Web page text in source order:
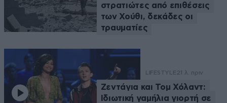
στρατιώτες από επιθέσεις
των Χούθι, δεκάδες οι
τραυματίες
LIFESTYLE 21 λ. πριν
Ζεντάγια και Τομ Χόλαντ:
Ιδιωτική γαμήλια γιορτή σε